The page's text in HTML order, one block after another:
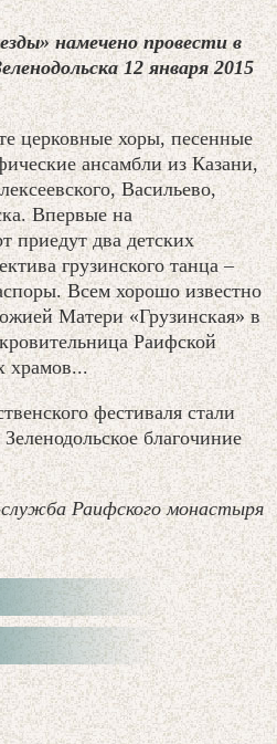
намечено провести в
12 января 2015
церковные хоры, песенные
ансамбли из Казани,
Васильево,
Впервые на
приедут два детских
грузинского танца –
Всем хорошо известно
Матери «Грузинская» в
Раифской
храмов...
фестиваля стали
благочиние
Раифского монастыря